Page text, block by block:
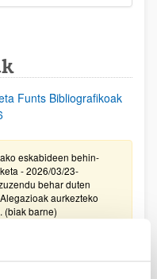
Funts Bibliografikoak
eskabideen behin-
- 2026/03/23-
behar duten
aurkezteko
(biak barne)
arloetako kultura
2026